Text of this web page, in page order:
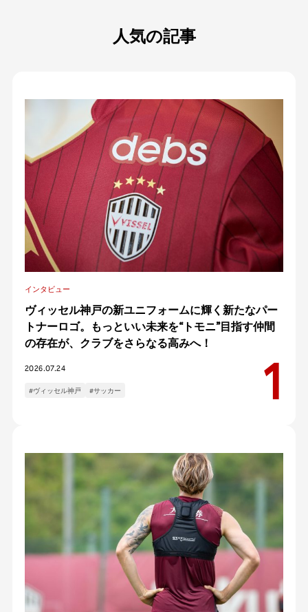
人気の記事
インタビュー
ヴィッセル神戸の新ユニフォームに輝く新たなパー
トナーロゴ。もっといい未来を“トモニ”目指す仲間
の存在が、クラブをさらなる高みへ！
2026.07.24
#ヴィッセル神戸 #サッカー